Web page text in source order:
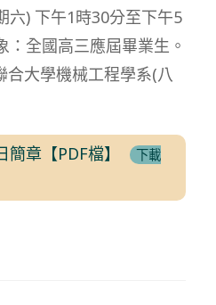
六) 下午1時30分至下午5
：全國高三應屆畢業生。
合大學機械工程學系(八
章【PDF檔】
下載